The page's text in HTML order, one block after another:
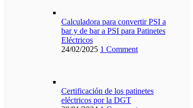
Calculadora para convertir PSI a
bar y de bar a PSI para Patinetes
Eléctricos
24/02/2025 1 Comment
Certificación de los patinetes
eléctricos por la DGT